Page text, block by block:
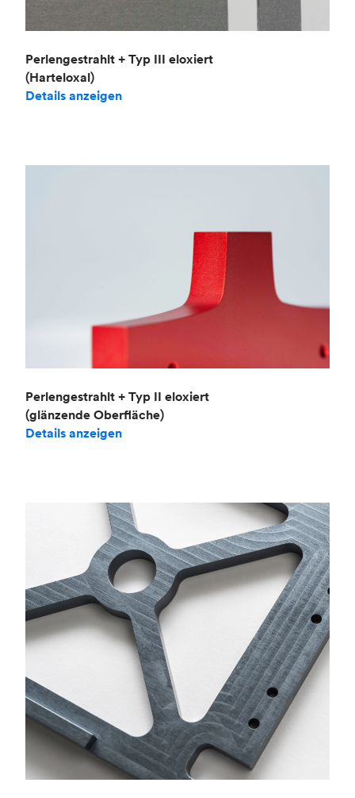
Perlengestrahlt + Typ III eloxiert
(Harteloxal)
Details anzeigen
Perlengestrahlt + Typ II eloxiert
(glänzende Oberfläche)
Details anzeigen